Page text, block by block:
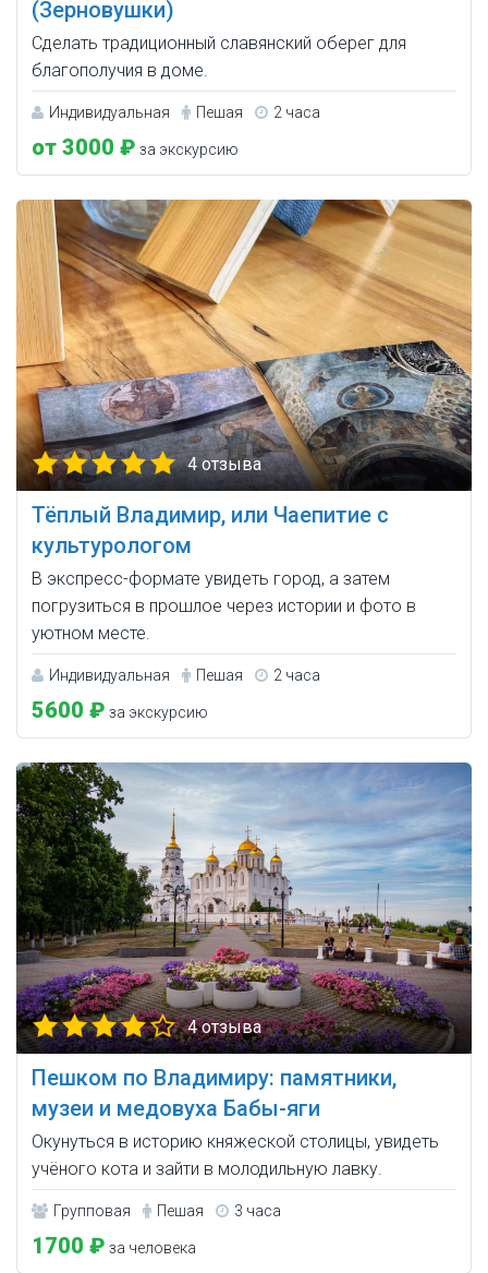
(Зерновушки)
Сделать традиционный славянский оберег для
благополучия в доме.
Индивидуальная Пешая 2 часа
от 3000 ₽ за экскурсию
4 отзыва
Тёплый Владимир, или Чаепитие с
культурологом
В экспресс-формате увидеть город, а затем
погрузиться в прошлое через истории и фото в
уютном месте.
Индивидуальная Пешая 2 часа
5600 ₽ за экскурсию
4 отзыва
Пешком по Владимиру: памятники,
музеи и медовуха Бабы-яги
Окунуться в историю княжеской столицы, увидеть
учёного кота и зайти в молодильную лавку.
Групповая Пешая 3 часа
1700 ₽ за человека